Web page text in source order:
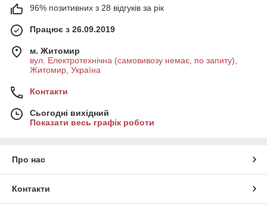
96% позитивних з 28 відгуків за рік
Працює з 26.09.2019
м. Житомир
вул. Електротехнічна (самовивозу немає, по запиту),
Житомир, Україна
Контакти
Сьогодні вихідний
Показати весь графік роботи
Про нас
Контакти